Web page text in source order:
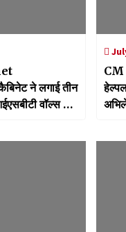
ने लगाई तीन
वॉल्स पर
CM